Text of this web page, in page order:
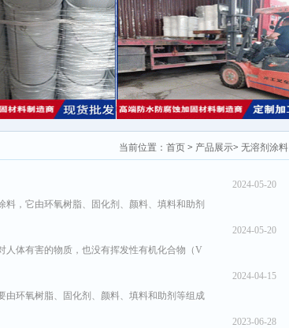
当前位置： 首页 > 产品展示> 无溶剂涂料
2024-05-20
，它由环氧树脂、固化剂、颜料、填料和助剂
2024-05-20
人体有害的物质，也没有挥发性有机化合物（V
2024-04-15
环氧树脂、固化剂、颜料、填料和助剂等组成
2023-06-28